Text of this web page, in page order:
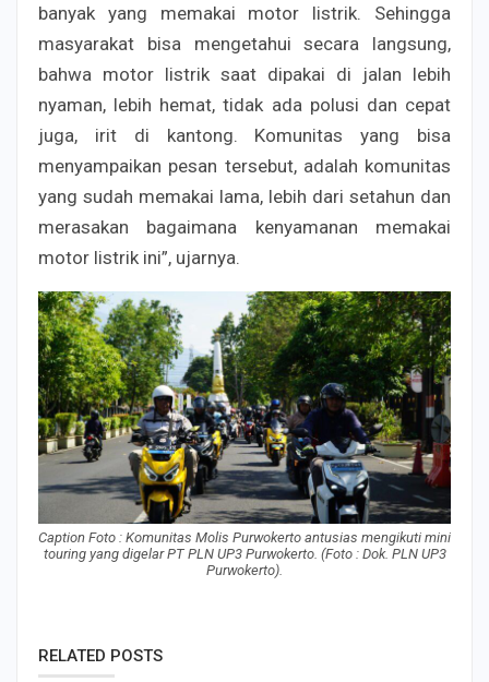
banyak yang memakai motor listrik. Sehingga
masyarakat bisa mengetahui secara langsung,
bahwa motor listrik saat dipakai di jalan lebih
nyaman, lebih hemat, tidak ada polusi dan cepat
juga, irit di kantong. Komunitas yang bisa
menyampaikan pesan tersebut, adalah komunitas
yang sudah memakai lama, lebih dari setahun dan
merasakan bagaimana kenyamanan memakai
motor listrik ini”, ujarnya.
Caption Foto : Komunitas Molis Purwokerto antusias mengikuti mini
touring yang digelar PT PLN UP3 Purwokerto. (Foto : Dok. PLN UP3
Purwokerto).
RELATED POSTS